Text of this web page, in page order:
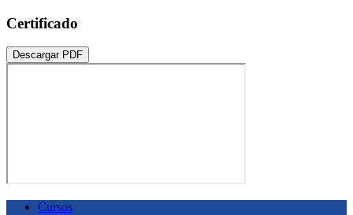
Certificado
Descargar PDF
Cursos